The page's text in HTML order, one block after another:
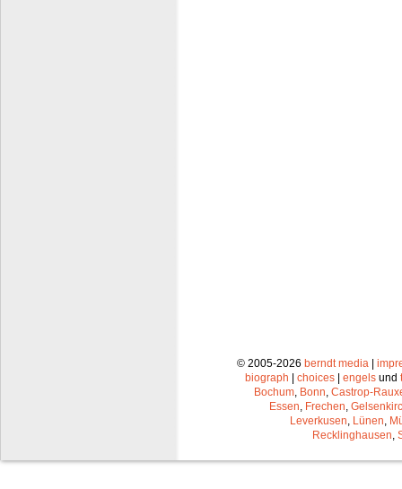
© 2005-2026 berndt media |
biograph | choices | engels und
Bochum Bonn Castrop-
Essen Frechen
Leverkusen Lünen
Recklinghausen